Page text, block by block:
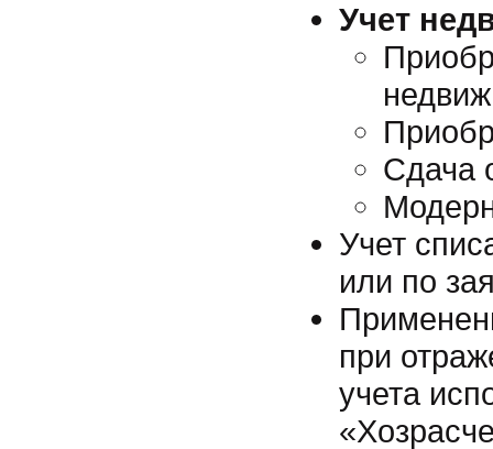
Учет
Сдача
Учет
или по
при
учета